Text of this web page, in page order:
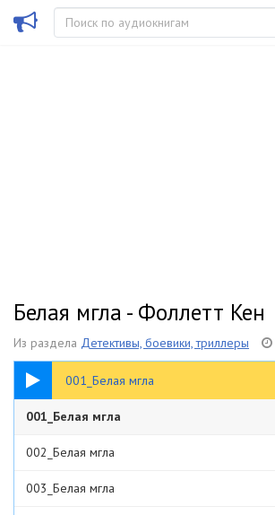
Белая мгла - Фоллетт Кен
Из раздела Детективы, боевики, триллеры
001_Белая мгла
01:03
001_Белая мгла
002_Белая мгла
003_Белая мгла